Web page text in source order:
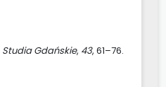
Studia Gdańskie, 43, 61–76.